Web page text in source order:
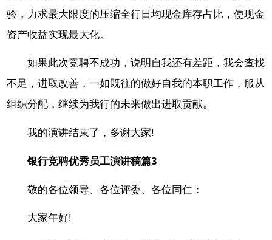
验，力求最大限度的压缩全行日均现金库存占比，使现金
资产收益实现最大化。
如果此次竞聘不成功，说明自我还有差距，我会查找
不足，进取改善，一如既往的做好自我的本职工作，服从
组织分配，继续为我行的未来做出进取贡献。
我的演讲结束了，多谢大家!
银行竞聘优秀员工演讲稿篇3
敬的各位领导、各位评委、各位同仁：
大家午好!